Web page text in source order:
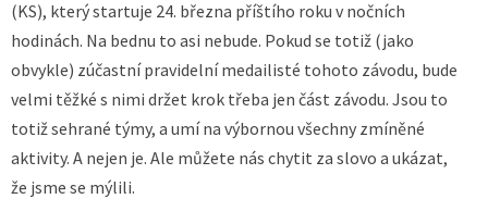
(KS), který startuje 24. března příštího roku v nočních
hodinách. Na bednu to asi nebude. Pokud se totiž (jako
obvykle) zúčastní pravidelní medailisté tohoto závodu, bude
velmi těžké s nimi držet krok třeba jen část závodu. Jsou to
totiž sehrané týmy, a umí na výbornou všechny zmíněné
aktivity. A nejen je. Ale můžete nás chytit za slovo a ukázat,
že jsme se mýlili.